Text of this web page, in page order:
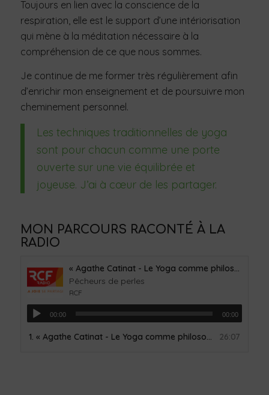
Toujours en lien avec la conscience de la
respiration, elle est le support d’une intériorisation
qui mène à la méditation nécessaire à la
compréhension de ce que nous sommes.
Je continue de me former très régulièrement afin
d’enrichir mon enseignement et de poursuivre mon
cheminement personnel.
Les techniques traditionnelles de yoga
sont pour chacun comme une porte
ouverte sur une vie équilibrée et
joyeuse. J’ai à cœur de les partager.
MON PARCOURS RACONTÉ À LA
RADIO
« Agathe Catinat - Le Yoga comme philosophie de vie »
Pêcheurs de perles
RCF
00:00 00:00
1. « Agathe Catinat - Le Yoga comme philosophie de vie » 26:07